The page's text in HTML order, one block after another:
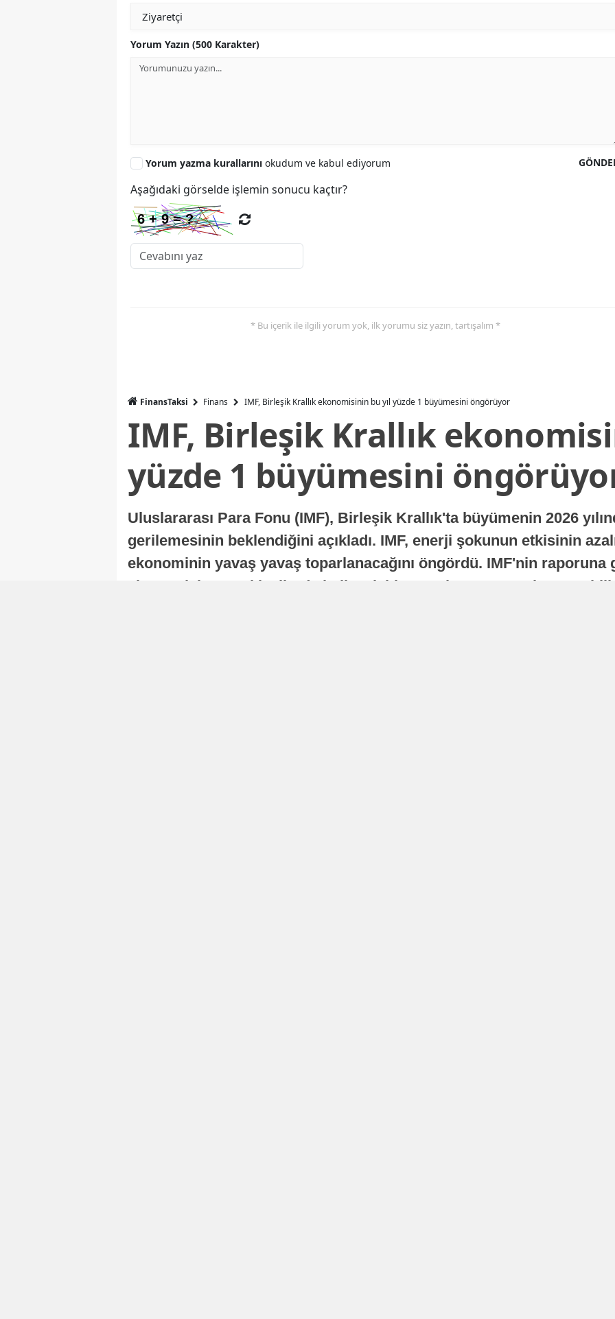
Yorum Yazın (500 Karakter)
Yorum yazma kurallarını okudum ve kabul ediyorum
Aşağıdaki görselde işlemin sonucu kaçtır?
* Bu içerik ile ilgili yorum yok, ilk yorumu siz yazın, tartışalım *
FinansTaksi Finans IMF, Birleşik Krallık ekonomisinin bu yıl yüzde 1 büyümesini öngörüyor
IMF, Birleşik Krallık
yüzde 1 büyümesini
Uluslararası Para Fonu (IMF), Birleşik Krallık'ta büyümenin 2026
gerilemesinin beklendiğini açıkladı. IMF, enerji şokunun etkisinin
ekonominin yavaş yavaş toparlanacağını öngördü. IMF'nin raporuna
ekonomisi, sonraki yıllarda istikrarlı bir toparlanma süreci